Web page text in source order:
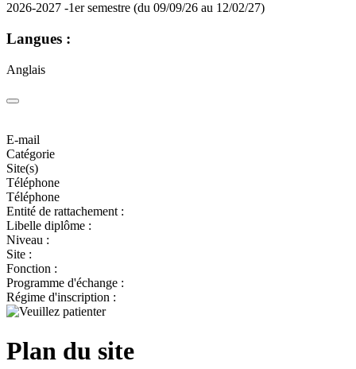
2026-2027 -1er semestre (du 09/09/26 au 12/02/27)
Langues :
Anglais
E-mail
Catégorie
Site(s)
Téléphone
Téléphone
Entité de rattachement :
Libelle diplôme :
Niveau :
Site :
Fonction :
Programme d'échange :
Régime d'inscription :
Plan du site